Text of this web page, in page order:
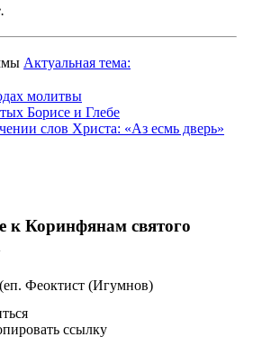
Актуальная тема:
молитвы
Борисе и Глебе
слов Христа: «Аз есмь дверь»
к Коринфянам святого
Феоктист (Игумнов)